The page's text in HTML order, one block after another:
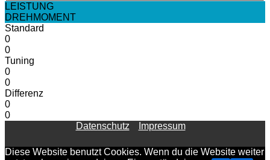
LEISTUNG
DREHMOMENT
Standard
0
0
Tuning
0
0
Differenz
0
0
Datenschutz
Impressum
Diese Website benutzt Cookies. Wenn du die Website weiter